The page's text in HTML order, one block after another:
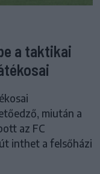
a taktikai
miután a
az FC
inthet a felsőházi